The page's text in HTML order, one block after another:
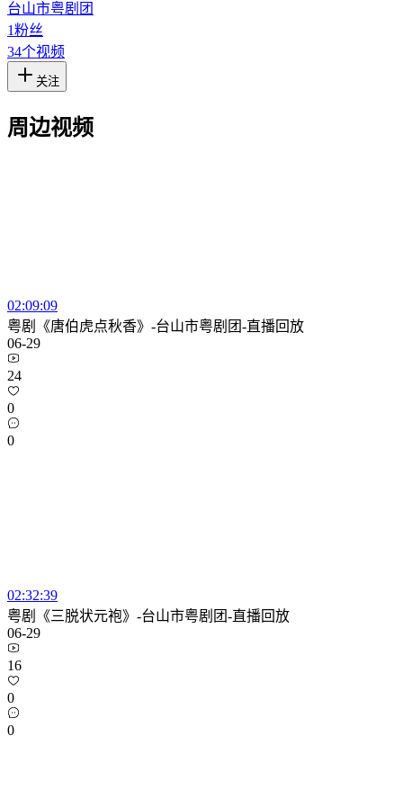
台山市粤剧团
1粉丝
34个视频
关注
周边视频
02:09:09
粤剧《唐伯虎点秋香》-台山市粤剧团-直播回放
06-29
24
0
0
02:32:39
粤剧《三脱状元袍》-台山市粤剧团-直播回放
06-29
16
0
0